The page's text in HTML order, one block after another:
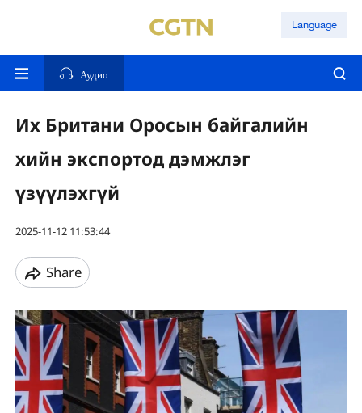
Language
Аудио
Их Британи Оросын байгалийн
хийн экспортод дэмжлэг
үзүүлэхгүй
2025-11-12 11:53:44
Share